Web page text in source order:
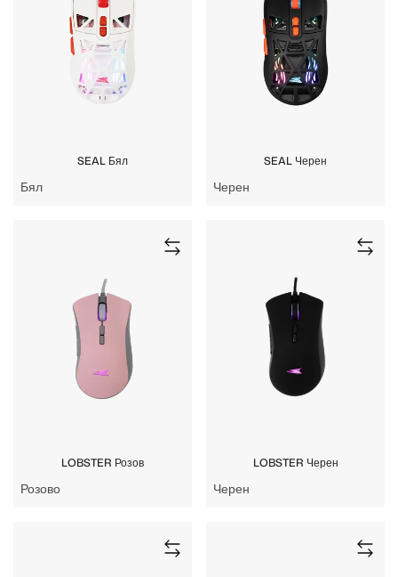
SEAL Бял
Бял
SEAL Черен
Черен
LOBSTER Розов
Розово
LOBSTER Черен
Черен